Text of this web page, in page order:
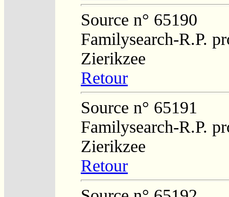
Source n° 65190
Familysearch-R.P.
Zierikzee
Retour
Source n° 65191
Familysearch-R.P.
Zierikzee
Retour